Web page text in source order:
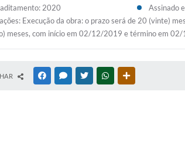
2020 Assinado
Execução da obra: o prazo será de 20 (vinte)
meses, com início em 02/12/2019 e término em
FACEBOOKMESSENGER
TWITTERWHATSAPP